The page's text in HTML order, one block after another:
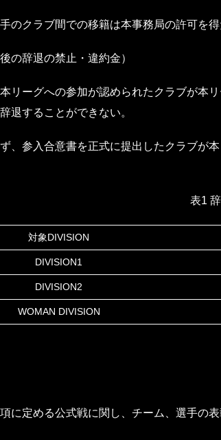
のクラブ間での移籍は本事務局の許可を得
の辞退の禁止・違約金）
リーグへの参加が認められたクラブが本
退することができない。
、参入合意書を正式に提出したクラブが
表1
対象DIVISION
DIVISION1
DIVISION2
WOMAN DIVISION
に定める公式戦に関し、チーム、選手の表